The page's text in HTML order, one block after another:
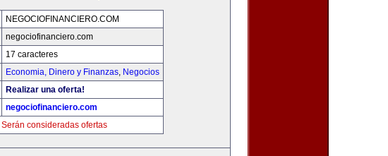
NEGOCIOFINANCIERO.COM
negociofinanciero.com
17 caracteres
Economia, Dinero y Finanzas, Negocios
Realizar una oferta!
negociofinanciero.com
Serán consideradas ofertas